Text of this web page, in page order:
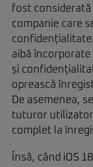
fost
companie care
aibă
și
oprească
De asemenea,
tuturor
complet la
Însă, când iOS